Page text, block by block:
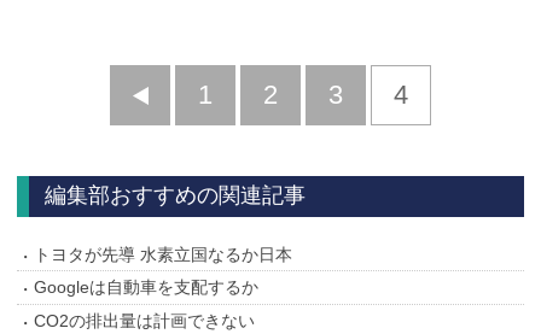
前
1 2 3 4
編集部おすすめの関連記事
トヨタが先導 水素立国なるか日本
Googleは自動車を支配するか
CO2の排出量は計画できない